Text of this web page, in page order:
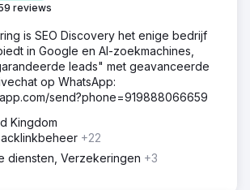
reviews
is SEO Discovery het enige bedrijf
in Google en AI-zoekmachines,
leads" met geavanceerde
op WhatsApp:
send?phone=919888066659
Kingdom
+22
diensten, Verzekeringen +3